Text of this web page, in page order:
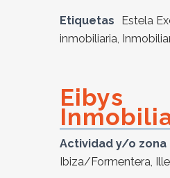
Etiquetas
Estela
inmobiliaria,
Eibys
Actividad y/o zona
Ibiza/Formentera,